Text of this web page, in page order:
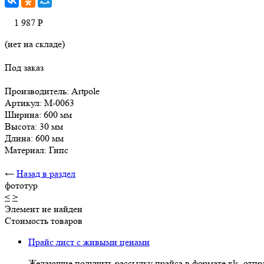
1 987 Р
(нет на складе)
Под заказ
Производитель: Artpole
Артикул: M-0063
Ширина: 600 мм
Высота: 30 мм
Длина: 600 мм
Материал: Гипс
← Назад в раздел
фототур
< >
Элемент не найден
Стоимость товаров
Прайс лист с живыми ценами